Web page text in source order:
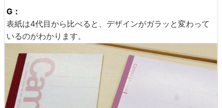
G：
表紙は4代目から比べると、デザインがガラッと変わって
いるのがわかります。